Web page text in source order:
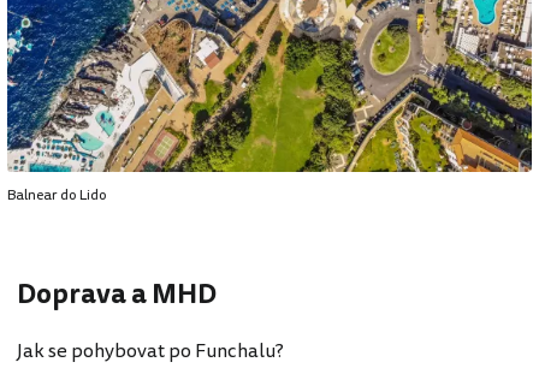
Balnear do Lido
Doprava a MHD
Jak se pohybovat po Funchalu?